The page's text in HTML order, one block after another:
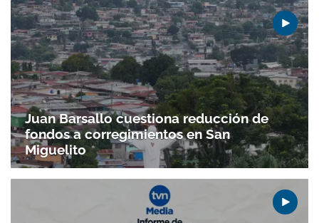
Juan Barsallo cuestiona reducción de
fondos a corregimientos en San
Miguelito